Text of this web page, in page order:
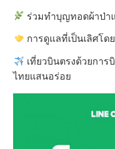
ร่วมทำบุญทอดผ้าป่า
การดูแลที่เป็นเลิศโด
เที่ยวบินตรงด้วยกา
ไทยแสนอร่อย